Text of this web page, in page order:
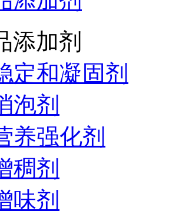
添加剂
定和凝固剂
泡剂
养强化剂
稠剂
味剂